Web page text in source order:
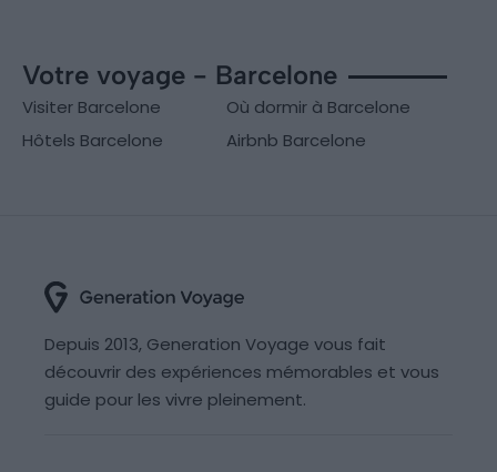
Votre voyage - Barcelone
Visiter Barcelone
Où dormir à Barcelone
Hôtels Barcelone
Airbnb Barcelone
Depuis 2013, Generation Voyage vous fait
découvrir des expériences mémorables et vous
guide pour les vivre pleinement.